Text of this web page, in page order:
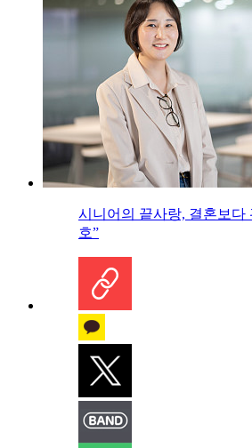
시니어의 끝사랑, 결혼보다
호”